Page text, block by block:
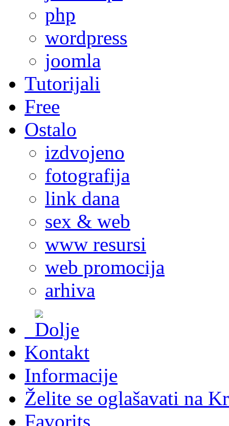
php
wordpress
joomla
Tutorijali
Free
Ostalo
izdvojeno
fotografija
link dana
sex & web
www resursi
web promocija
arhiva
Kontakt
Informacije
Želite se oglašavati na
Favorits